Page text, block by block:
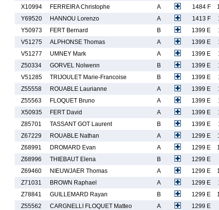
X10994
FERREIRA Christophe A 1484 F
Y69520
HANNOU Lorenzo A 1413 F
Y50973
FERT Bernard B 1399 E
V51275
ALPHONSE Thomas A 1399 E
V51277
UMNEY Mark A 1399 E
Z50334
GORVEL Nolwenn B 1399 E
V51285
TRIJOULET Marie-Francoise B 1399 E
Z55558
ROUABLE Laurianne A 1399 E
Z55563
FLOQUET Bruno A 1399 E
X50935
FERT David A 1399 E
Z85701
TASSANT GOT Laurent B 1399 E
Z67229
ROUABLE Nathan A 1299 E
Z68991
DROMARD Evan A 1299 E
Z68996
THIEBAUT Elena B
1299 E
Z69460
NIEUWJAER Thomas A 1299 E
Z71031
BROWN Raphael A 1299 E
Z78841
GUILLEMARD Rayan B 1299 E
Z55562
CARGNELLI FLOQUET Matteo A
1299 E